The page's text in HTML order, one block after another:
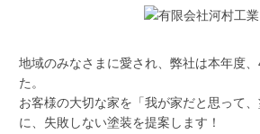
地域のみなさまに愛され、弊社は本年度
た。
お客様の大切な家を「我が家だと思って
に、失敗しない塗装を提案します！